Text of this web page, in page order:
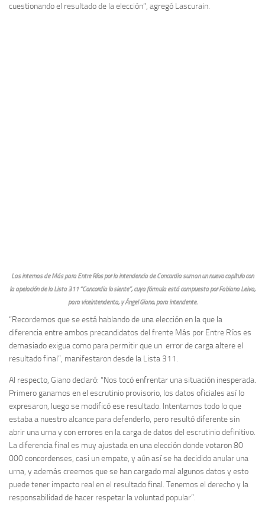
cuestionando el resultado de la elección”, agregó Lascurain.
Las internas de Más para Entre Ríos por la intendencia de Concordia suman un nuevo capítulo con
la apelación de la Lista 311 “Concordia lo siente”, cuya fórmula está compuesta por Fabiana Leiva,
para viceintendenta, y Ángel Giano, para intendente.
“Recordemos que se está hablando de una elección en la que la
diferencia entre ambos precandidatos del frente Más por Entre Ríos es
demasiado exigua como para permitir que un error de carga altere el
resultado final”, manifestaron desde la Lista 311.
Al respecto, Giano declaró: “Nos tocó enfrentar una situación inesperada.
Primero ganamos en el escrutinio provisorio, los datos oficiales así lo
expresaron, luego se modificó ese resultado. Intentamos todo lo que
estaba a nuestro alcance para defenderlo, pero resultó diferente sin
abrir una urna y con errores en la carga de datos del escrutinio definitivo.
La diferencia final es muy ajustada en una elección donde votaron 80
000 concordenses, casi un empate, y aún así se ha decidido anular una
urna, y además creemos que se han cargado mal algunos datos y esto
puede tener impacto real en el resultado final. Tenemos el derecho y la
responsabilidad de hacer respetar la voluntad popular”.